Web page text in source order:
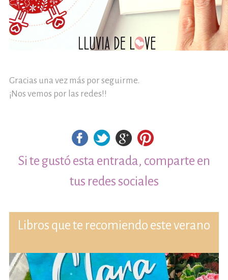
Gracias una vez más por seguirme.
¡Nos vemos por las redes!!
Si te gustó esta entrada, comparte en
tus redes sociales
Libros que te recomiendo este verano